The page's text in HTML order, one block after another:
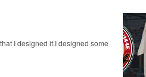
I designed it.I designed some